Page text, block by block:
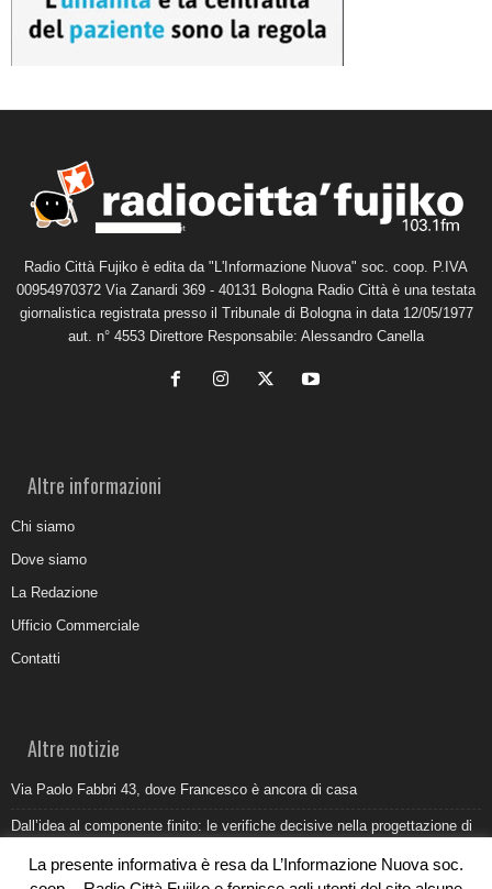
Radio Città Fujiko è edita da "L'Informazione Nuova" soc. coop. P.IVA
00954970372 Via Zanardi 369 - 40131 Bologna Radio Città è una testata
giornalistica registrata presso il Tribunale di Bologna in data 12/05/1977
aut. n° 4553 Direttore Responsabile: Alessandro Canella
Altre informazioni
Chi siamo
Dove siamo
La Redazione
Ufficio Commerciale
Contatti
Altre notizie
Via Paolo Fabbri 43, dove Francesco è ancora di casa
Dall’idea al componente finito: le verifiche decisive nella progettazione di
Belvedere Marittimo e il report ARPACAL 2026 sulla qualità del mare
La presente informativa è resa da L’Informazione Nuova soc.